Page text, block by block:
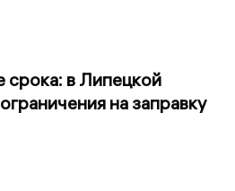
срока: в Липецкой
на заправку